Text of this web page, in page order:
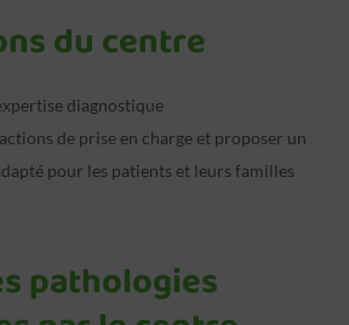
du centre
diagnostique
de prise en charge et proposer un
pour les patients et leurs familles
pathologies